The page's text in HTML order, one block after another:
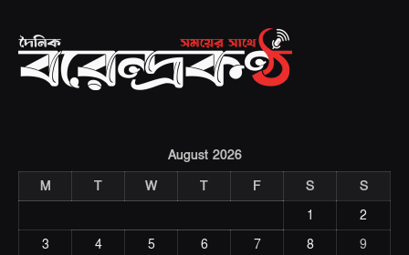
August 2026
M
T W T F S
S
1
2
3
4 5 6 7 8
9